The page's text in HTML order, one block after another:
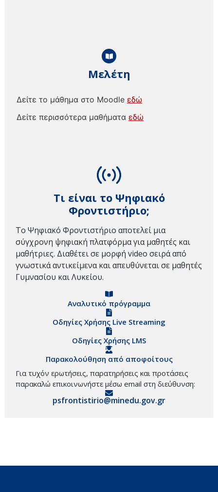
Τι είναι το Ψηφιακό
Φροντιστήριο;
Το Ψηφιακό Φροντιστήριο αποτελεί μια
σύγχρονη ψηφιακή πλατφόρμα για μαθητές και
μαθήτριες. Διαθέτει σε μορφή video σειρά από
γνωστικά αντικείμενα και απευθύνεται σε μαθητές
Γυμνασίου και Λυκείου.
Αναλυτικό πρόγραμμα
Οδηγίες Χρήσης Live Streaming
Οδηγίες Χρήσης LMS
Παρακολούθηση από αποφοίτους
Για τυχόν ερωτήσεις, παρατηρήσεις και προτάσεις
παρακαλώ επικοινωνήστε μέσω email στη διεύθυνση:
psfrontistirio@minedu.gov.gr
Μελέτη
Δείτε το μάθημα στο Moodle εδώ
Δείτε περισσότερα μαθήματα εδώ